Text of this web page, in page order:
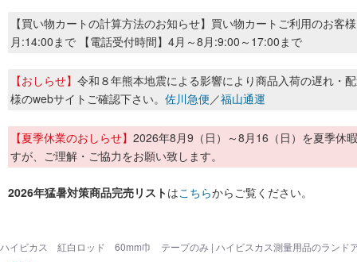
【買い物カートの計算方法のお知らせ】買い物カートご利用のお客
月:14:00まで 【電話受付時間】4月～8月:9:00～17:00まで
【おしらせ】 令和８年熊本地震による影響により商品入荷の遅れ・
様のwebサイトご確認下さい。 佐川急便／福山通運
【夏季休業のおしらせ】 2026年8月9（日）～8月16（日）を夏季休
すが、ご理解・ご協力をお願い致します。
2026年猛暑対策商品完売リストはこちらからご覧ください。
ハイビカス 紅白ロッド 60mm巾 テープのみ | ハイビスカス測量用品のランド